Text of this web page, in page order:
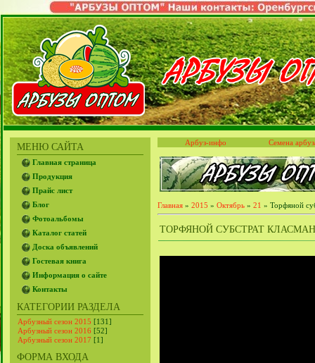
МЕНЮ САЙТА
Главная страница
Продукция
Прайс лист
Блог
Фотоальбомы
Каталог статей
Доска объявлений
Гостевая книга
Информация о сайте
Контакты
КАТЕГОРИИ РАЗДЕЛА
Арбузный сезон 2015 [131]
Арбузный сезон 2016 [52]
Арбузный сезон 2017 [1]
ФОРМА ВХОДА
Арбуз-инфо Семена
Главная » 2015 » Октябрь » 21 » Торфяной
ТОРФЯНОЙ СУБСТРАТ